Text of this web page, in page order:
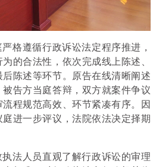
格遵循行政诉讼法定程序推进，
的合法性，依次完成线上陈述、
陈述等环节。原告在线清晰阐述
告方当庭答辩，双方就案件争议
程规范高效、环节紧凑有序。因
进一步评议，法院依法决定择期
法人员直观了解行政诉讼的审理